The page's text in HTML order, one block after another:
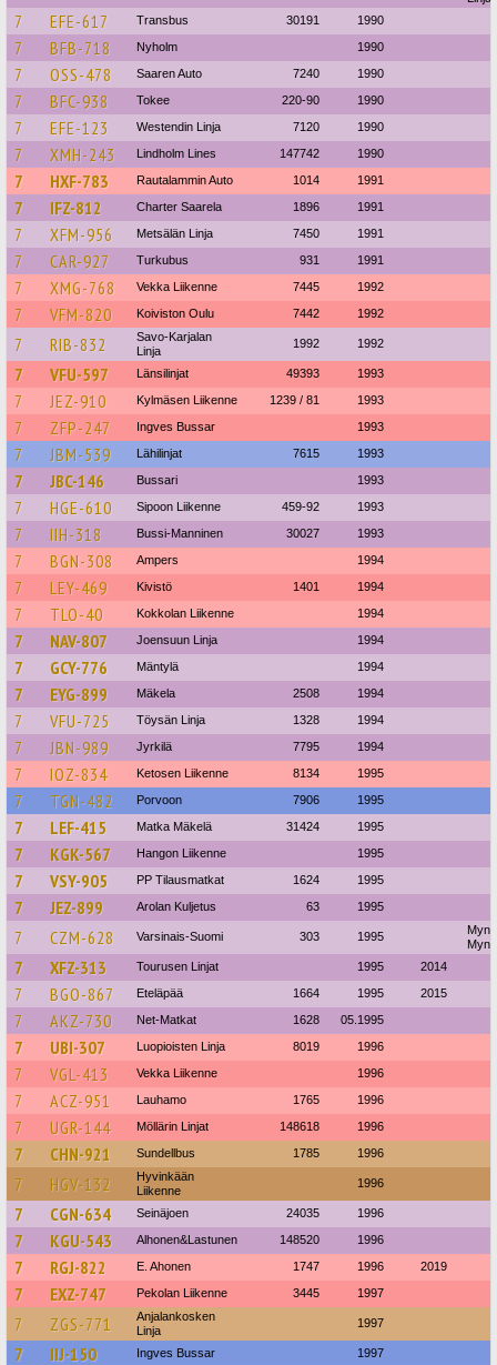
7 EFE-617 Transbus 30191 1990
7 BFB-718 Nyholm 1990
7 OSS-478 Saaren Auto 7240 1990
7 BFC-938 Tokee 220-90 1990
7 EFE-123 Westendin Linja 7120 1990
7 XMH-243 Lindholm Lines 147742 1990
7 HXF-783 Rautalammin Auto 1014 1991
7 IFZ-812 Charter Saarela 1896 1991
7 XFM-956 Metsälän Linja 7450 1991
7 CAR-927 Turkubus 931 1991
7 XMG-768 Vekka Liikenne 7445 1992
7 VFM-820 Koiviston Oulu 7442 1992
7 RIB-832
Savo-Karjalan
Linja
1992 1992
7 VFU-597 Länsilinjat 49393 1993
7 JEZ-910 Kylmäsen Liikenne 1239 / 81 1993
7 ZFP-247 Ingves Bussar 1993
7 JBM-539 Lähilinjat 7615 1993
7 JBC-146 Bussari 1993
7 HGE-610 Sipoon Liikenne 459-92 1993
7 IIH-318 Bussi-Manninen 30027 1993
7 BGN-308 Ampers 1994
7 LEY-469 Kivistö 1401 1994
7 TLO-40 Kokkolan Liikenne 1994
7 NAV-807 Joensuun Linja 1994
7 GCY-776 Mäntylä 1994
7 EYG-899 Mäkela 2508 1994
7 VFU-725 Töysän Linja 1328 1994
7 JBN-989 Jyrkilä 7795 1994
7 IOZ-834 Ketosen Liikenne 8134 1995
7 TGN-482 Porvoon 7906 1995
7 LEF-415 Matka Mäkelä 31424 1995
7 KGK-567 Hangon Liikenne 1995
7 VSY-905 PP Tilausmatkat 1624 1995
7 JEZ-899 Arolan Kuljetus 63 1995
7 CZM-628 Varsinais-Suomi 303 1995
7 XFZ-313 Tourusen Linjat 1995 2014
7 BGO-867 Eteläpää 1664 1995 2015
7 AKZ-730 Net-Matkat 1628 05.1995
7 UBI-307 Luopioisten Linja 8019 1996
7 VGL-413 Vekka Liikenne 1996
7 ACZ-951 Lauhamo 1765 1996
7 UGR-144 Möllärin Linjat 148618 1996
7 CHN-921 Sundellbus 1785 1996
7 HGV-132
Hyvinkään
Liikenne
1996
7 CGN-634 Seinäjoen 24035 1996
7 KGU-543 Alhonen&Lastunen 148520 1996
7 RGJ-822 E. Ahonen 1747 1996 2019
7 EXZ-747 Pekolan Liikenne 3445 1997
7 ZGS-771
Anjalankosken
Linja
1997
7 IIJ-150 Ingves Bussar 1997